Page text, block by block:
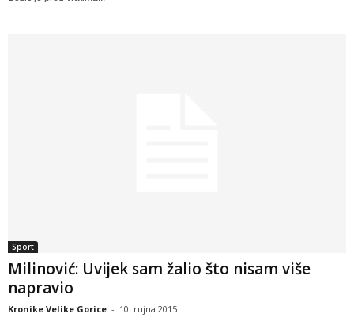
Sport
Milinović: Uvijek sam žalio što nisam više
napravio
Kronike Velike Gorice - 10. rujna 2015